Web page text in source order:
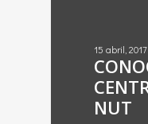
15 abril, 2017
NUT